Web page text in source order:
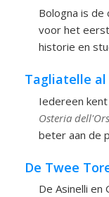
Bologna is de
voor het
historie en
Tagliatelle al
Iedereen
Osteria
beter aan de
De Twee
De Asinelli